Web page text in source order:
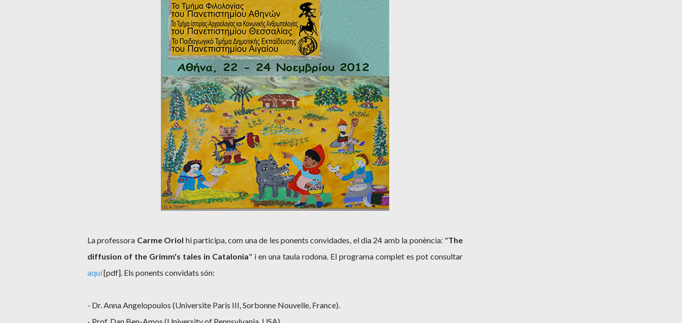
La professora Carme Oriol hi participa, com una de les ponents convidades, el dia 24 amb la ponència: "The
diffusion of the Grimm's tales in Catalonia" i en una taula rodona. El programa complet es pot consultar
aquí[pdf]. Els ponents convidats són:
- Dr. Anna Angelopoulos (Universite Paris III, Sorbonne Nouvelle, France).